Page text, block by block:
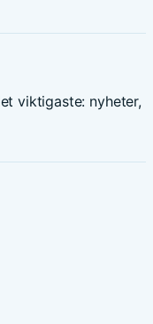
viktigaste: nyheter,